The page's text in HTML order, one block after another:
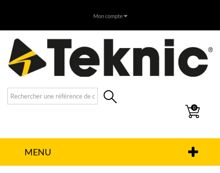
Mon compte
0
MENU